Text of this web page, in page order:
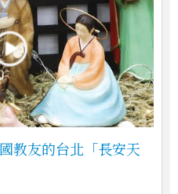
教友的台北「長安天